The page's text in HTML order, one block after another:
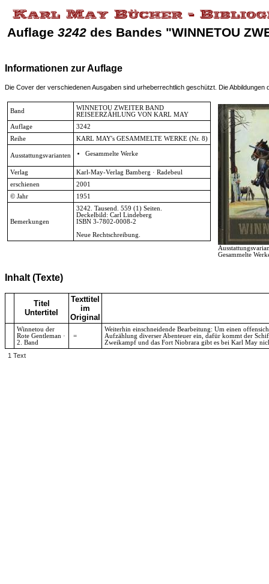
Auflage 3242 des Bandes "WINNETOU
Informationen zur Auflage
Die Cover der verschiedenen Ausgaben sind urheberrechtlich geschützt. Die Abbildungen
Band
WINNETOU ZWEITER BAND
REISEERZÄHLUNG VON KARL MAY
Auflage
3242
Reihe
KARL MAY's GESAMMELTE WERKE (Nr. 8)
Ausstattungsvarianten Gesammelte Werke
Verlag
Karl-May-Verlag Bamberg · Radebeul
erschienen
2001
© Jahr
1951
Bemerkungen
3242. Tausend. 559 (1) Seiten.
Deckelbild: Carl Lindeberg
ISBN 3-7802-0008-2
Neue Rechtschreibung.
Gesammelte
Inhalt (Texte)
Titel
Untertitel
Texttitel
im
Original
Winnetou der
Rote Gentleman ·
2. Band
=
Weiterhin einschneidende Bearbeitung: Um einen
Aufzählung diverser Abenteuer ein, dafür kommt der
Zweikampf und das Fort Niobrara gibt es bei Karl May
1 Text